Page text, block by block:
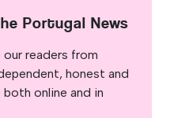
Portugal News
readers from
honest and
online and in